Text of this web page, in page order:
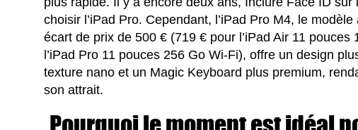
choisir l’iPad Pro. Cependant, l’iPad Pro M4, le
écart de prix de 500 € (719 € pour l’iPad Air 11
l’iPad Pro 11 pouces 256 Go Wi-Fi), offre un design
texture nano et un Magic Keyboard plus premium,
son attrait.